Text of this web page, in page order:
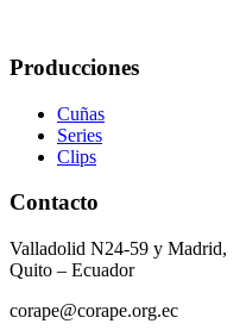
Producciones
Cuñas
Series
Clips
Contacto
Valladolid N24-59 y Madrid,
Quito – Ecuador
corape@corape.org.ec